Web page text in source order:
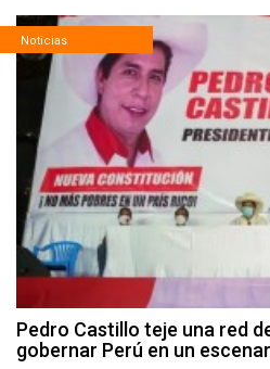
Noticias
Pedro Castillo teje una red
gobernar Perú en un